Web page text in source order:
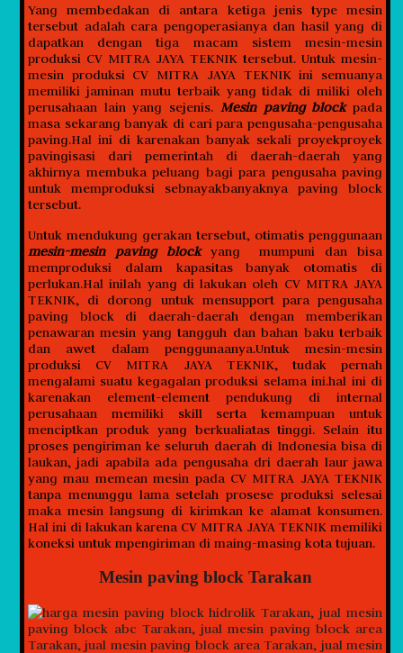
Yang membedakan di antara ketiga jenis type mesin
tersebut adalah cara pengoperasianya dan hasil yang di
dapatkan dengan tiga macam sistem mesin-mesin
produksi CV MITRA JAYA TEKNIK tersebut. Untuk mesin-
mesin produksi CV MITRA JAYA TEKNIK ini semuanya
memiliki jaminan mutu terbaik yang tidak di miliki oleh
perusahaan lain yang sejenis. Mesin paving blockpada
masa sekarang banyak di cari para pengusaha-pengusaha
paving.Hal ini di karenakan banyak sekali proyekproyek
pavingisasi dari pemerintah di daerah-daerah yang
akhirnya membuka peluang bagi para pengusaha paving
untuk memproduksi sebnayakbanyaknya paving block
tersebut.
Untuk mendukung gerakan tersebut, otimatis penggunaan
mesin-mesin paving blockyang mumpuni dan bisa
memproduksi dalam kapasitas banyak otomatis di
perlukan.Hal inilah yang di lakukan oleh CV MITRA JAYA
TEKNIK, di dorong untuk mensupport para pengusaha
paving block di daerah-daerah dengan memberikan
penawaran mesin yang tangguh dan bahan baku terbaik
dan awet dalam penggunaanya.Untuk mesin-mesin
produksi CV MITRA JAYA TEKNIK, tudak pernah
mengalami suatu kegagalan produksi selama ini.hal ini di
karenakan element-element pendukung di internal
perusahaan memiliki skill serta kemampuan untuk
menciptkan produk yang berkualiatas tinggi. Selain itu
proses pengiriman ke seluruh daerah di Indonesia bisa di
laukan, jadi apabila ada pengusaha dri daerah laur jawa
yang mau memean mesin pada CV MITRA JAYA TEKNIK
tanpa menunggu lama setelah prosese produksi selesai
maka mesin langsung di kirimkan ke alamat konsumen.
Hal ini di lakukan karena CV MITRA JAYA TEKNIK memiliki
koneksi untuk mpengiriman di maing-masing kota tujuan.
Mesin paving block Tarakan